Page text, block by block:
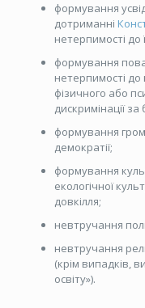
формування
дотриманні
нетерпимості до
формування
нетерпимості до
фізичного або
дискримінації
формування
демократії;
формування
екологічної
довкілля;
невтручання
невтручання
(крім випадків,
освіту»).